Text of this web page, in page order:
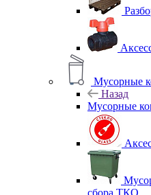
Мусорные
Назад
Мусорные
сбора ТКО